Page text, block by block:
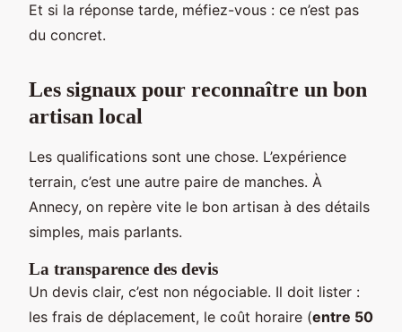
Et si la réponse tarde, méfiez-vous : ce n’est pas
du concret.
Les signaux pour reconnaître un bon
artisan local
Les qualifications sont une chose. L’expérience
terrain, c’est une autre paire de manches. À
Annecy, on repère vite le bon artisan à des détails
simples, mais parlants.
La transparence des devis
Un devis clair, c’est non négociable. Il doit lister :
les frais de déplacement, le coût horaire (entre 50